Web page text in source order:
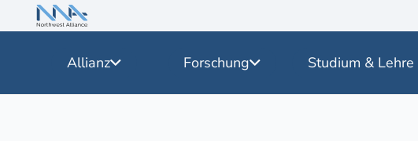
Allianz Forschung Studium & Lehre